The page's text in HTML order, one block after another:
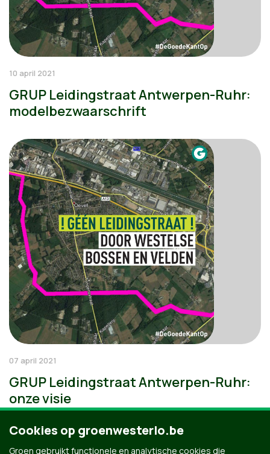
10 april 2021
GRUP Leidingstraat Antwerpen-Ruhr:
modelbezwaarschrift
07 april 2021
GRUP Leidingstraat Antwerpen-Ruhr:
onze visie
Cookies op groenwesterlo.be
Groen gebruikt functionele en analytische cookies die